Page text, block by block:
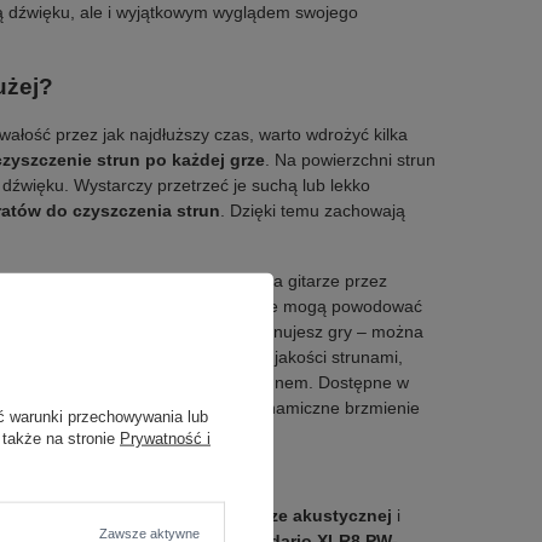
dźwięku, ale i wyjątkowym wyglądem swojego
przez jak najdłuższy czas, warto wdrożyć kilka
strun po każdej grze . Na powierzchni strun
Wystarczy przetrzeć je suchą lub lekko
do czyszczenia strun . Dzięki temu zachowają
przechowywanie. Jeśli nie grasz na gitarze przez
i zmianami temperatury, które mogą powodować
jeśli przez dłuższy czas nie planujesz gry – można
stylowymi i wysokiej jakości strunami,
łączą trwałość z unikalnym designem. Dostępne w
i jednocześnie oferują pełne, dynamiczne brzmienie
płynność gry na gitarze akustycznej i
warunki przechowywania lub
na stronie Prywatność i
Zawsze aktywne